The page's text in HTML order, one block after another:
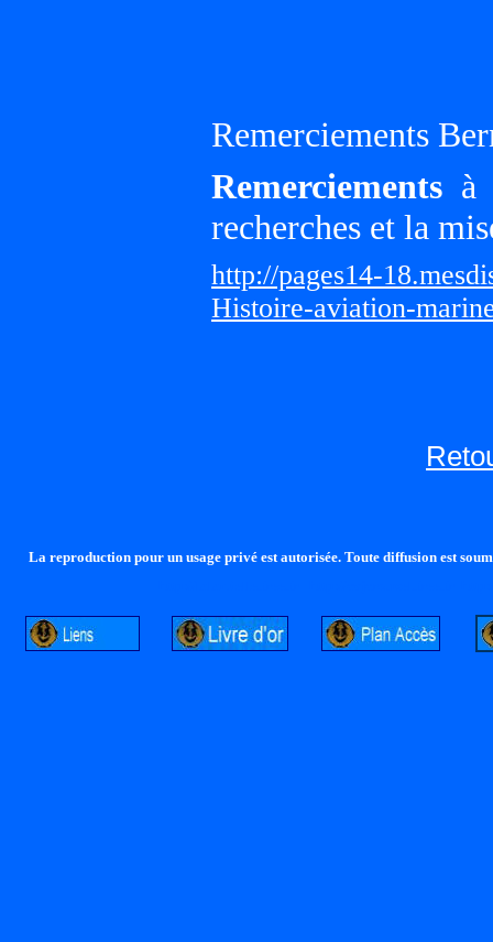
Remerciements
Remerciements à
recherches et la
http://pages14-
Histoire-aviation-
La reproduction pour un usage privé est autorisée. Toute diffusion est